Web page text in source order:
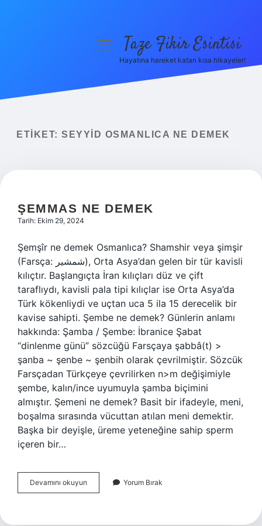
Yasal Uyarı
menüyüTaze Fikir Esintisi
Hayatına hareket katan kısa hikayeler!
ETIKET: SEYYID OSMANLICA NE DEMEK
ŞEMMAS NE DEMEK
Tarih: Ekim 29, 2024
Şemşîr ne demek Osmanlıca? Shamshir veya şimşir
(Farsça: شمشیر), Orta Asya’dan gelen bir tür kavisli
kılıçtır. Başlangıçta İran kılıçları düz ve çift
taraflıydı, kavisli pala tipi kılıçlar ise Orta Asya’da
Türk kökenliydi ve uçtan uca 5 ila 15 derecelik bir
kavise sahipti. Şembe ne demek? Günlerin anlamı
hakkında: Şamba / Şembe: İbranice Şabat
“dinlenme günü” sözcüğü Farsçaya şabbâ(t) >
şanba ~ şenbe ~ şenbih olarak çevrilmiştir. Sözcük
Farsçadan Türkçeye çevrilirken n>m değişimiyle
şembe, kalın/ince uyumuyla şamba biçimini
almıştır. Şemeni ne demek? Basit bir ifadeyle, meni,
boşalma sırasında vücuttan atılan meni demektir.
Başka bir deyişle, üreme yeteneğine sahip sperm
içeren bir…
Devamını okuyun Şemmas
Ne
Yorum Bırak